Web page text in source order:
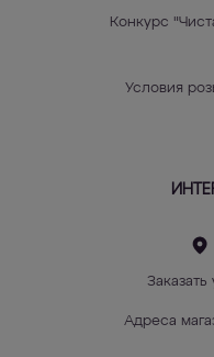
Конкурс
Условия
Заказать
Адреса